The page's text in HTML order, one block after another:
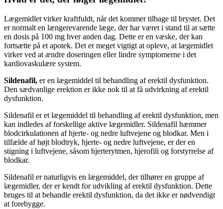
Lægemidlet virker kraftfuldt, når det kommer tilbage til brystet. Det
er normalt en længerevarende læge, der har været i stand til at sætte
en dosis på 100 mg hver anden dag. Dette er en væske, der kan
fortsætte på et apotek. Det er meget vigtigt at opleve, at lægemidlet
virker ved at ændre doseringen eller lindre symptomerne i det
kardiovaskulære system.
Sildenafil, er en lægemiddel til behandling af erektil dysfunktion.
Den sædvanlige erektion er ikke nok til at få udvirkning af erektil
dysfunktion.
Sildenafil er et lægemiddel til behandling af erektil dysfunktion, men
kan indledes af forskellige aktive lægemidler. Sildenafil hæmmer
blodcirkulationen af hjerte- og nedre luftvejene og blodkar. Men i
tilfælde af højt blodtryk, hjerte- og nedre luftvejene, er der en
stigning i luftvejene, såsom hjerterytmen, hjerofili og forstyrrelse af
blodkar.
Sildenafil er naturligvis en lægemiddel, der tilhører en gruppe af
lægemidler, der er kendt for udvikling af erektil dysfunktion. Dette
bruges til at behandle erektil dysfunktion, da det ikke er nødvendigt
at forebygge.